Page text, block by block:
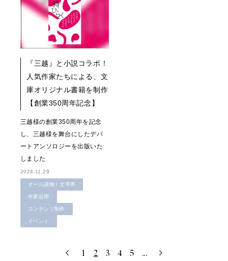
『三越』と小説コラボ！
人気作家たちによる、文
庫オリジナル書籍を制作
【創業350周年記念】
三越様の創業350周年を記念
し、三越様を舞台にしたデパ
ートアンソロジーを出版いた
しました
2024.11.29
オール讀物 / 文學界
作家起用
コンテンツ制作
イベント
1 2 3 4 5 ...